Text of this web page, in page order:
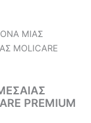
ΜΙΑΣ
MOLICARE
PREMIUM